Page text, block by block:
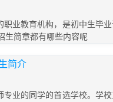
业教育机构，是初中生毕
生简章都有哪些内容呢
简介
业的同学的首选学校。学